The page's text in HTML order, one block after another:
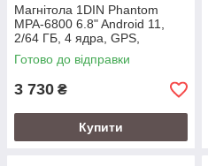
Магнітола 1DIN Phantom
MPA-6800 6.8" Android 11,
2/64 ГБ, 4 ядра, GPS,
CarPlay, Android Auto
Готово до відправки
3 730 ₴
Купити